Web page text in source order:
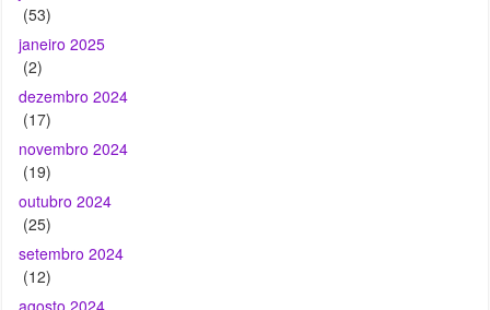
dezembro 2024
(17)
novembro 2024
(19)
outubro 2024
(25)
setembro 2024
(12)
agosto 2024
(23)
julho 2024
(46)